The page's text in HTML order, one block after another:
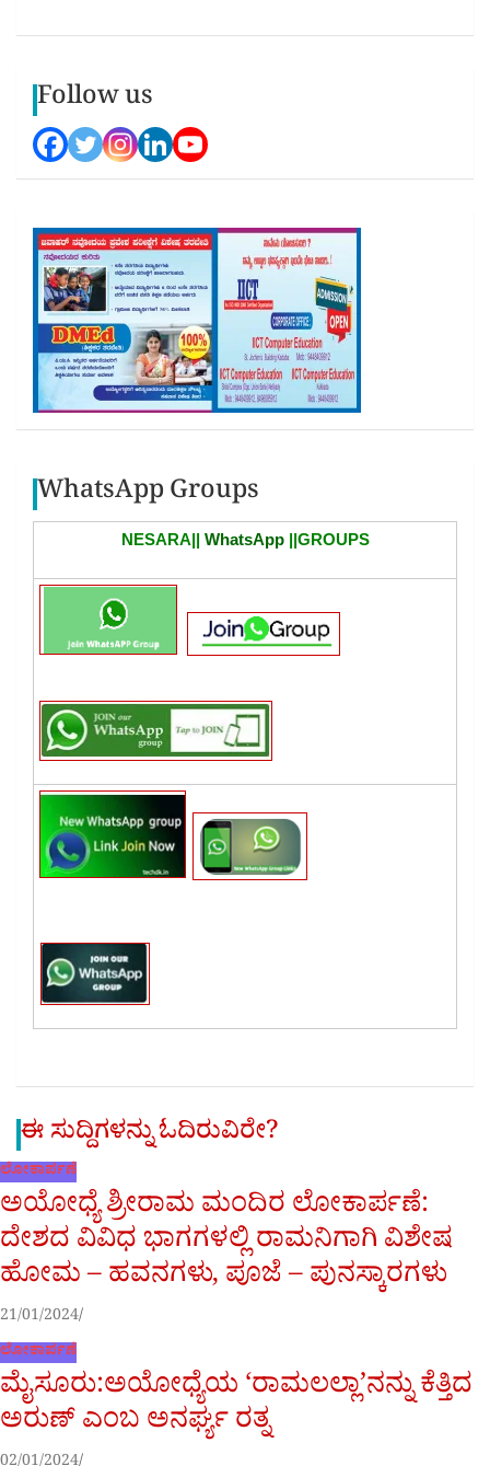
Follow us
WhatsApp Groups
NESARA|| WhatsApp||GROUPS
ಈ ಸುದ್ದಿಗಳನ್ನು ಓದಿರುವಿರೇ?
ಲೋಕಾರ್ಪಣೆ
ಅಯೋಧ್ಯೆ ಶ್ರೀರಾಮ ಮಂದಿರ ಲೋಕಾರ್ಪಣೆ:
ದೇಶದ ವಿವಿಧ ಭಾಗಗಳಲ್ಲಿ ರಾಮನಿಗಾಗಿ ವಿಶೇಷ
ಹೋಮ – ಹವನಗಳು, ಪೂಜೆ – ಪುನಸ್ಕಾರಗಳು
21/01/2024
ಲೋಕಾರ್ಪಣೆ
ಮೈಸೂರು:ಅಯೋಧ್ಯೆಯ ‘ರಾಮಲಲ್ಲಾ’ನನ್ನು ಕೆತ್ತಿದ
ಅರುಣ್ ಎಂಬ ಅನರ್ಘ್ಯ ರತ್ನ